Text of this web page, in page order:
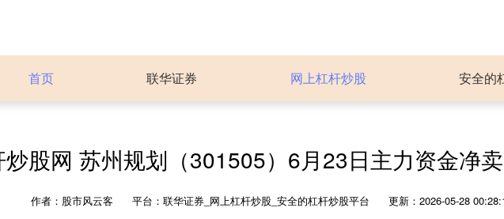
首页 联华证券 网上杠杆炒股 安全的
股网 苏州规划（301505）6月23日主力资金净
作者：股市风云客 平台：联华证券_网上杠杆炒股_安全的杠杆炒股平台 更新：2026-05-28